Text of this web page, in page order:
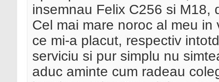
insemnau Felix C256 si M18,
Cel mai mare noroc al meu
ce mi-a placut, respectiv
serviciu si pur simplu nu
aduc aminte cum radeau